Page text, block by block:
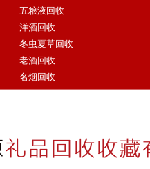
五粮液回收
洋酒回收
冬虫夏草回收
老酒回收
名烟回收